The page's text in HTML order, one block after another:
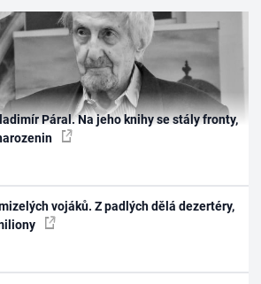
Páral. Na jeho knihy se stály fronty,
vojáků. Z padlých dělá dezertéry,